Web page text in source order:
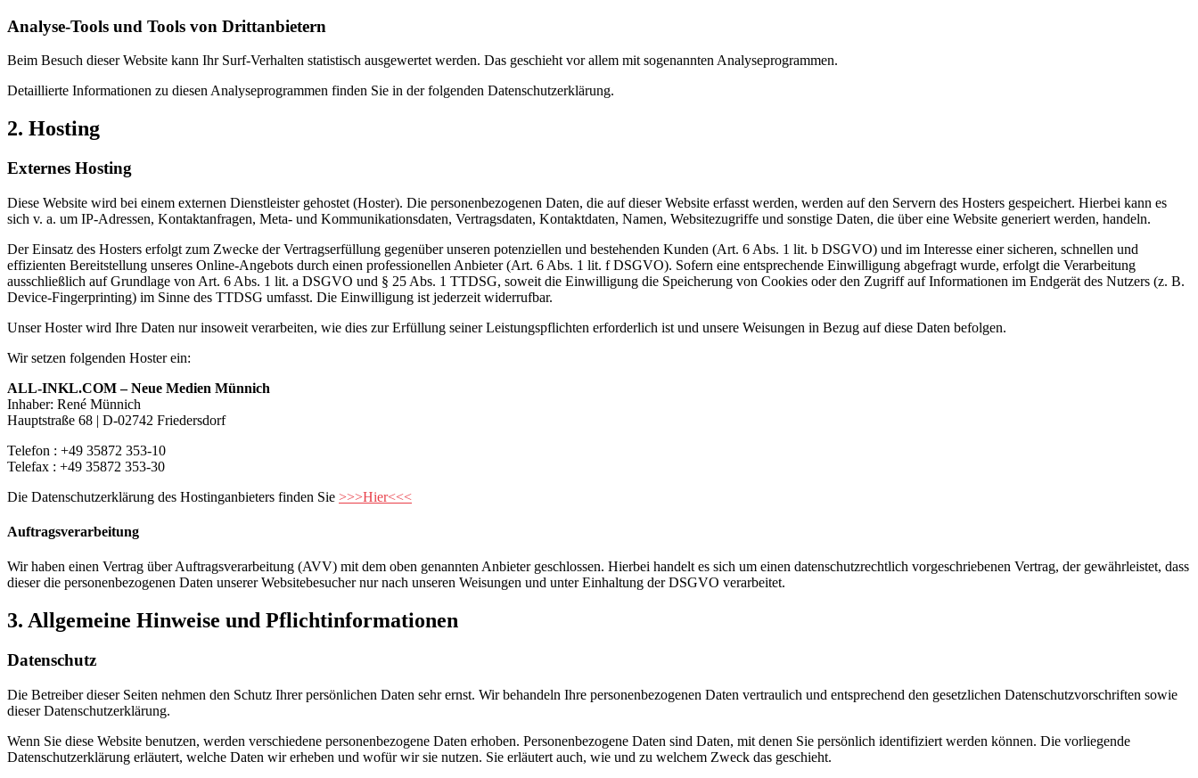
Analyse-Tools und Tools von Dritt­anbietern
Beim Besuch dieser Website kann Ihr Surf-Verhalten statistisch ausgewertet werden. Das geschieht vor allem mit sogenannten Analyseprogrammen.
Detaillierte Informationen zu diesen Analyseprogrammen finden Sie in der folgenden Datenschutzerklärung.
2. Hosting
Externes Hosting
Diese Website wird bei einem externen Dienstleister gehostet (Hoster). Die personenbezogenen Daten, die auf dieser Website erfasst werden, werden auf den Servern des Hosters gespeichert. Hierbei kann es
sich v. a. um IP-Adressen, Kontaktanfragen, Meta- und Kommunikationsdaten, Vertragsdaten, Kontaktdaten, Namen, Websitezugriffe und sonstige Daten, die über eine Website generiert werden, handeln.
Der Einsatz des Hosters erfolgt zum Zwecke der Vertragserfüllung gegenüber unseren potenziellen und bestehenden Kunden (Art. 6 Abs. 1 lit. b DSGVO) und im Interesse einer sicheren, schnellen und
effizienten Bereitstellung unseres Online-Angebots durch einen professionellen Anbieter (Art. 6 Abs. 1 lit. f DSGVO). Sofern eine entsprechende Einwilligung abgefragt wurde, erfolgt die Verarbeitung
ausschließlich auf Grundlage von Art. 6 Abs. 1 lit. a DSGVO und § 25 Abs. 1 TTDSG, soweit die Einwilligung die Speicherung von Cookies oder den Zugriff auf Informationen im Endgerät des Nutzers (z. B.
Device-Fingerprinting) im Sinne des TTDSG umfasst. Die Einwilligung ist jederzeit widerrufbar.
Unser Hoster wird Ihre Daten nur insoweit verarbeiten, wie dies zur Erfüllung seiner Leistungspflichten erforderlich ist und unsere Weisungen in Bezug auf diese Daten befolgen.
Wir setzen folgenden Hoster ein:
ALL-INKL.COM – Neue Medien Münnich
Inhaber: René Münnich
Hauptstraße 68 | D-02742 Friedersdorf
Telefon : +49 35872 353-10
Telefax : +49 35872 353-30
Die Datenschutzerklärung des Hostinganbieters finden Sie >>>Hier<<<
Auftragsverarbeitung
Wir haben einen Vertrag über Auftragsverarbeitung (AVV) mit dem oben genannten Anbieter geschlossen. Hierbei handelt es sich um einen datenschutzrechtlich vorgeschriebenen Vertrag, der gewährleistet, dass
dieser die personenbezogenen Daten unserer Websitebesucher nur nach unseren Weisungen und unter Einhaltung der DSGVO verarbeitet.
3. Allgemeine Hinweise und Pflicht­informationen
Datenschutz
Die Betreiber dieser Seiten nehmen den Schutz Ihrer persönlichen Daten sehr ernst. Wir behandeln Ihre personenbezogenen Daten vertraulich und entsprechend den gesetzlichen Datenschutzvorschriften sowie
dieser Datenschutzerklärung.
Wenn Sie diese Website benutzen, werden verschiedene personenbezogene Daten erhoben. Personenbezogene Daten sind Daten, mit denen Sie persönlich identifiziert werden können. Die vorliegende
Datenschutzerklärung erläutert, welche Daten wir erheben und wofür wir sie nutzen. Sie erläutert auch, wie und zu welchem Zweck das geschieht.